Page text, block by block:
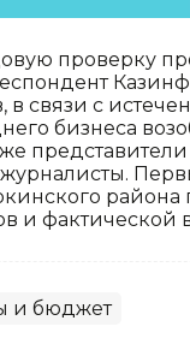
проверку
связи с
бизнеса
представители
района
и фактической
и бюджет